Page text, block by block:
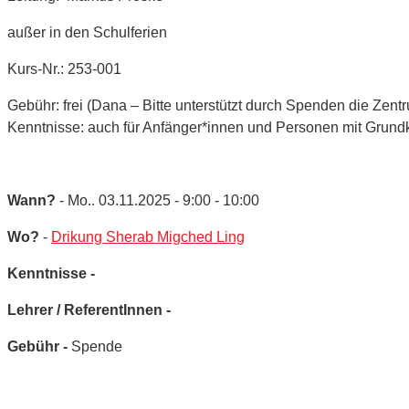
außer in den Schulferien
Kurs-Nr.: 253-001
Gebühr: frei (Dana – Bitte unterstützt durch Spenden die
Kenntnisse: auch für Anfänger*innen und Personen mit
Wann? - Mo.. 03.11.2025 - 9:00 - 10:00
Wo? - Drikung Sherab Migched Ling
Kenntnisse -
Lehrer / ReferentInnen -
Gebühr - Spende